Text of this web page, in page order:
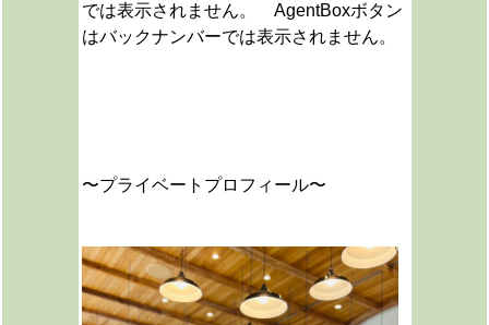
では表示されません。 AgentBoxボタン
はバックナンバーでは表示されません。
〜プライベートプロフィール〜